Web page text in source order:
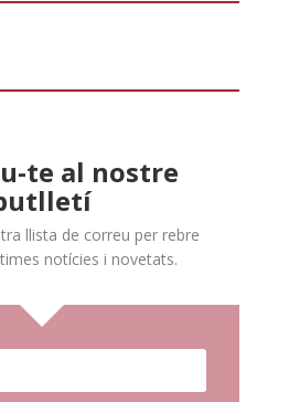
te al nostre
llista de correu per rebre
notícies i novetats.